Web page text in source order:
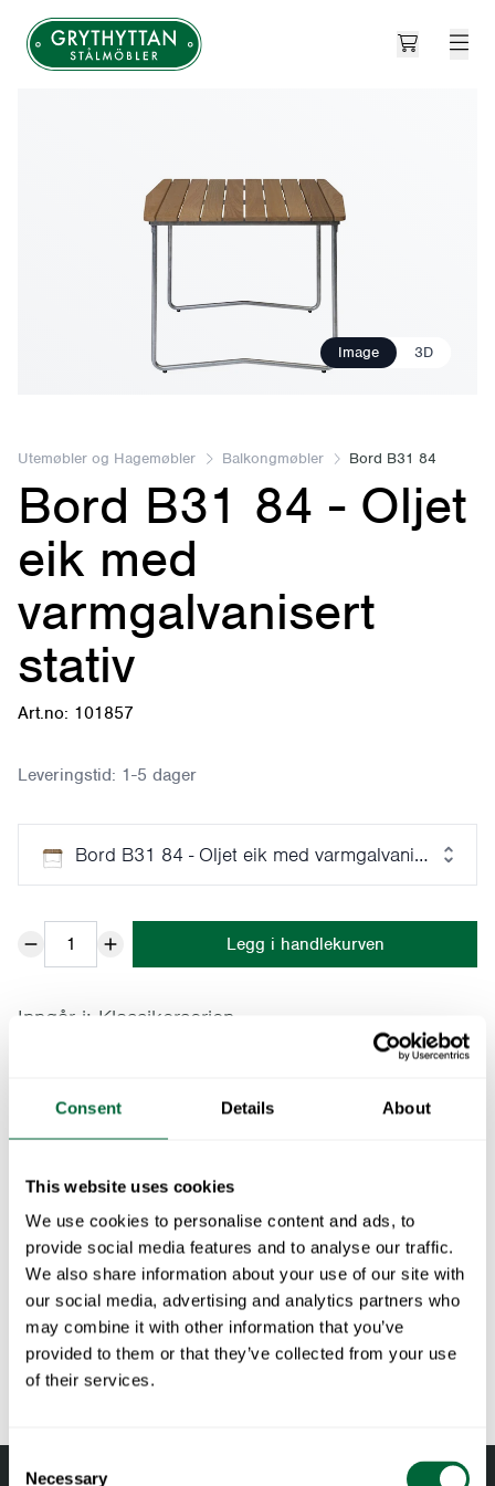
Consent Details About
This website uses cookies
We use cookies to personalise content and ads, to
provide social media features and to analyse our traffic.
We also share information about your use of our site with
our social media, advertising and analytics partners who
may combine it with other information that you’ve
provided to them or that they’ve collected from your use
of their services.
Necessary
Open
Image 3D
Utemøbler og Hagemøbler Balkongmøbler Bord B31 84
Bord B31 84 - Oljet
eik med
varmgalvanisert
stativ
Art.no: 101857
Leveringstid: 1-5 dager
Bord B31 84 - Oljet eik med varmgalvanisert stativ
Legg i handlekurven
Inngår i: Klassikerserien
Vårt minste bord i Classic-serien, perfekt for en liten
B31 170.
Spesifikasjoner
Bredde:
84 cm
Høyde:
72 cm
92 cm
Vekt:
22.9 kg
Dokumenter
» catalogue_grythyttan_2026_en.pdf
Vedlikehold
Ubehandlede og oljede tredetaljer bør vaskes jevnlig med
såpe, vann og en svamp eller klut. Bruk en kraftig svamp ved
Åhuske på når du velger utemøbler
Tre er et levende materiale som utvikler seg over tid med